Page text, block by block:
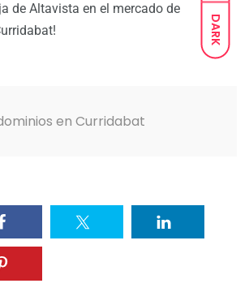
DARK
de Altavista en el mercado de
en Curridabat